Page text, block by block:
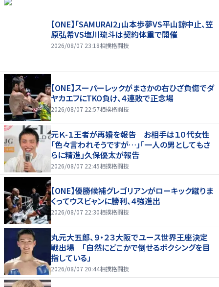
【ONE】「SAMURAI2」山本歩夢VS平山諒中止、笠
原弘希VS塩川琉斗は契約体重で開催
2026/08/07 23:18相撲格闘技
【ONE】スーパーレックがまさかの右ひざ負傷でダ
ヤカエフにTKO負け、４連敗で正念場
2026/08/07 22:57相撲格闘技
元Ｋ-１王者が再婚を報告 お相手は１０代女性
「色々言われそうですが…」「一人の男としてもさ
らに精進」久保優太が報告
2026/08/07 22:45相撲格闘技
【ONE】優勝候補グレゴリアンがローキック蹴りま
くってウスビャンに勝利、４強進出
2026/08/07 22:30相撲格闘技
丸元大五郎、９・２３大阪でユース世界王座決定
戦出場 「自然にどこかで倒せるボクシングを目
指している」
2026/08/07 20:44相撲格闘技